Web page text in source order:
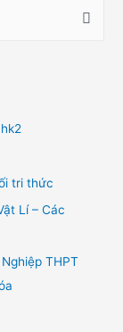
tri thức
Lí – Các
THPT